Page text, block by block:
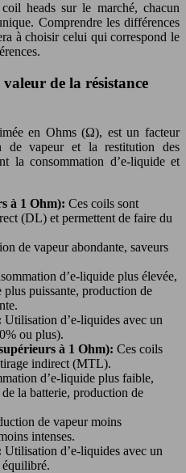
heads sur le marché, chacun
Comprendre les différences
à choisir celui qui correspond le
de la résistance
en Ohms (Ω), est un facteur
de vapeur et la restitution des
la consommation d’e-liquide et
à 1 Ohm): Ces coils sont
(DL) et permettent de faire du
de vapeur abondante, saveurs
d’e-liquide plus élevée,
plus puissante, production de
Utilisation d’e-liquides avec un
ou plus).
à 1 Ohm): Ces coils
indirect (MTL).
d’e-liquide plus faible,
la batterie, production de
de vapeur moins
intenses.
Utilisation d’e-liquides avec un